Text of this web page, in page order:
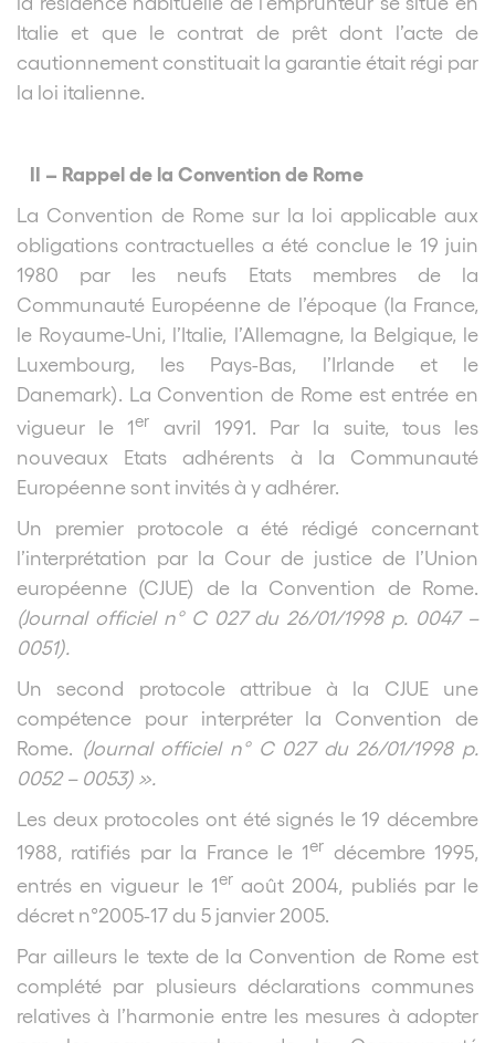
Italie et que le contrat de prêt dont l’acte de
cautionnement constituait la garantie était régi par
la loi italienne.
II – Rappel de la Convention de Rome
La Convention de Rome sur la loi applicable aux
obligations contractuelles a été conclue le 19 juin
1980 par les neufs Etats membres de la
Communauté Européenne de l’époque (la France,
le Royaume-Uni, l’Italie, l’Allemagne, la Belgique, le
Luxembourg, les Pays-Bas, l’Irlande et le
Danemark). La Convention de Rome est entrée en
vigueur le 1er
avril 1991. Par la suite, tous les
nouveaux Etats adhérents à la Communauté
Européenne sont invités à y adhérer.
Un premier protocole a été rédigé concernant
l’interprétation par la Cour de justice de l’Union
européenne (CJUE) de la Convention de Rome.
(Journal officiel n° C 027 du 26/01/1998 p. 0047 –
0051).
Un second protocole attribue à la CJUE une
compétence pour interpréter la Convention de
Rome. (Journal officiel n° C 027 du 26/01/1998 p.
0052 – 0053) ».
Les deux protocoles ont été signés le 19 décembre
1988, ratifiés par la France le 1er décembre 1995,
entrés en vigueur le 1eraoût 2004, publiés par le
décret n°2005-17 du 5 janvier 2005.
Par ailleurs le texte de la Convention de Rome est
complété par plusieurs déclarations communes
relatives à l’harmonie entre les mesures à adopter